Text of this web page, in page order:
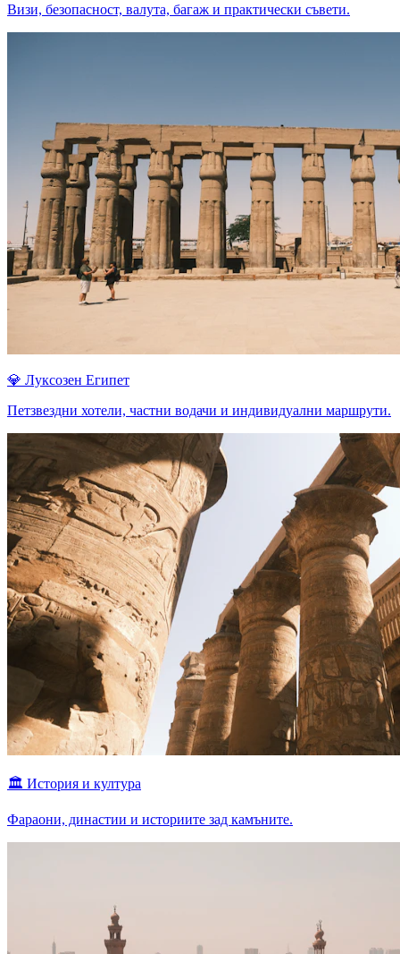
Визи, безопасност, валута, багаж и практически съвети.
💎 Луксозен Египет
Петзвездни хотели, частни водачи и индивидуални маршрути.
🏛 История и култура
Фараони, династии и историите зад камъните.